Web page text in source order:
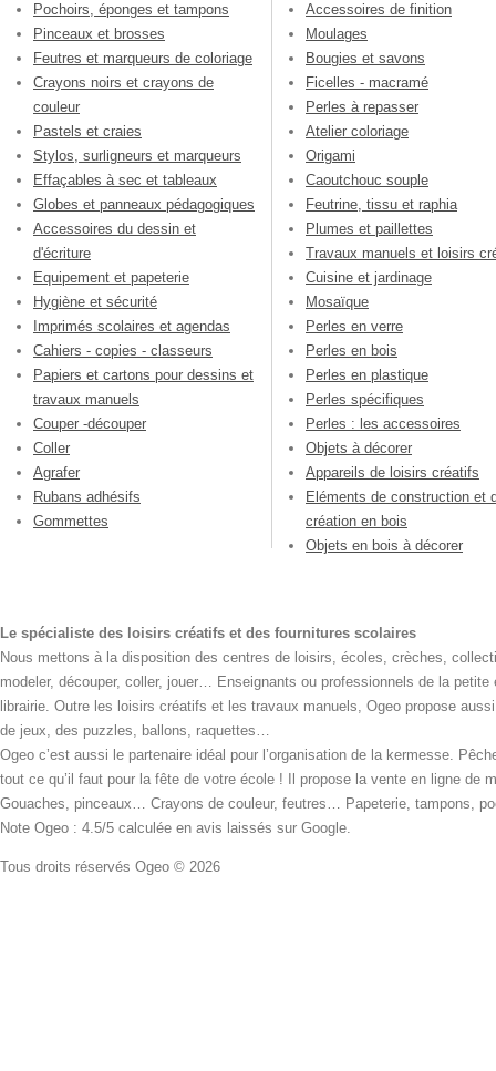
Pochoirs, éponges et tampons
Pinceaux et brosses
Feutres et marqueurs de coloriage
Crayons noirs et crayons de
couleur
Pastels et craies
Stylos, surligneurs et marqueurs
Effaçables à sec et tableaux
Globes et panneaux pédagogiques
Accessoires du dessin et
d'écriture
Equipement et papeterie
Hygiène et sécurité
Imprimés scolaires et agendas
Cahiers - copies - classeurs
Papiers et cartons pour dessins et
travaux manuels
Couper -découper
Coller
Agrafer
Rubans adhésifs
Gommettes
Accessoires de finition
Moulages
Bougies et savons
Ficelles - macramé
Perles à repasser
Atelier coloriage
Origami
Caoutchouc souple
Feutrine, tissu et raphia
Plumes et paillettes
Travaux manuels et loisirs
Cuisine et jardinage
Mosaïque
Perles en verre
Perles en bois
Perles en plastique
Perles spécifiques
Perles : les accessoires
Objets à décorer
Appareils de loisirs créatifs
Eléments de construction et
création en bois
Objets en bois à décorer
Le spécialiste des loisirs créatifs et des fournitures scolaires
Nous mettons à la disposition des centres de loisirs, écoles, crèches,
modeler, découper, coller, jouer… Enseignants ou professionnels de la
librairie. Outre les loisirs créatifs et les travaux manuels, Ogeo propose
de jeux, des puzzles, ballons, raquettes…
Ogeo c’est aussi le partenaire idéal pour l’organisation de la kermesse.
tout ce qu’il faut pour la fête de votre école ! Il propose la vente en ligne
Gouaches, pinceaux… Crayons de couleur, feutres… Papeterie, tampons,
Note Ogeo : 4.5/5 calculée en avis laissés sur Google.
Tous droits réservés Ogeo © 2026